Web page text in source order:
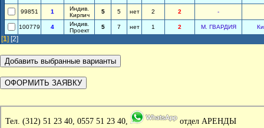
99851 1
Индив.
Кирпич
5 5 нет 2 2 -
100779 4
Индив.
Проект
5 7 нет 1 2 М. ГВАРДИЯ
[1] [2]
Тел. (312) 51 23 40, 0557 51 23 40,
отдел АРЕНДЫ